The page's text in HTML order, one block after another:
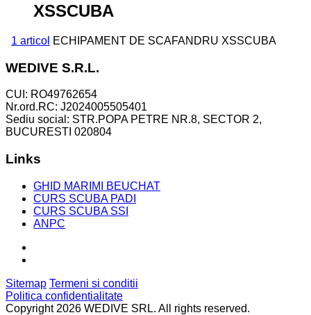
XSSCUBA
1 articol ECHIPAMENT DE SCAFANDRU XSSCUBA
WEDIVE S.R.L.
CUI: RO49762654
Nr.ord.RC: J2024005505401
Sediu social: STR.POPA PETRE NR.8, SECTOR 2,
BUCURESTI 020804
Links
GHID MARIMI BEUCHAT
CURS SCUBA PADI
CURS SCUBA SSI
ANPC
Sitemap Termeni si conditii
Politica confidentialitate
Copyright 2026 WEDIVE SRL. All rights reserved.